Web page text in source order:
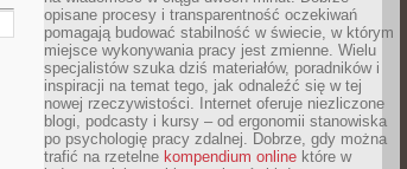
opisane procesy i transparentność oczekiwań
pomagają budować stabilność w świecie, w którym
miejsce wykonywania pracy jest zmienne. Wielu
specjalistów szuka dziś materiałów, poradników i
inspiracji na temat tego, jak odnaleźć się w tej
nowej rzeczywistości. Internet oferuje niezliczone
blogi, podcasty i kursy – od ergonomii stanowiska
po psychologię pracy zdalnej. Dobrze, gdy można
trafić na rzetelne kompendium online które w